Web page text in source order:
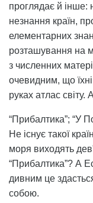
проглядає й інше:
незнання країн,
елементарних
розташування на
з численних
очевидним, що
руках атлас
“Прибалтика”; “У
Не існує такої
моря виходять
“Прибалтика”? А
дивним це
собою.